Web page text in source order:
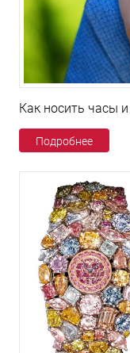
Как носить часы
Подробнее